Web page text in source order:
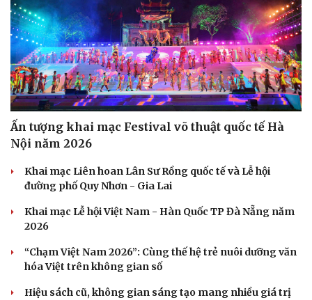
Ấn tượng khai mạc Festival võ thuật quốc tế Hà
Nội năm 2026
Khai mạc Liên hoan Lân Sư Rồng quốc tế và Lễ hội
đường phố Quy Nhơn - Gia Lai
Khai mạc Lễ hội Việt Nam - Hàn Quốc TP Đà Nẵng năm
2026
“Chạm Việt Nam 2026”: Cùng thế hệ trẻ nuôi dưỡng văn
hóa Việt trên không gian số
Hiệu sách cũ, không gian sáng tạo mang nhiều giá trị